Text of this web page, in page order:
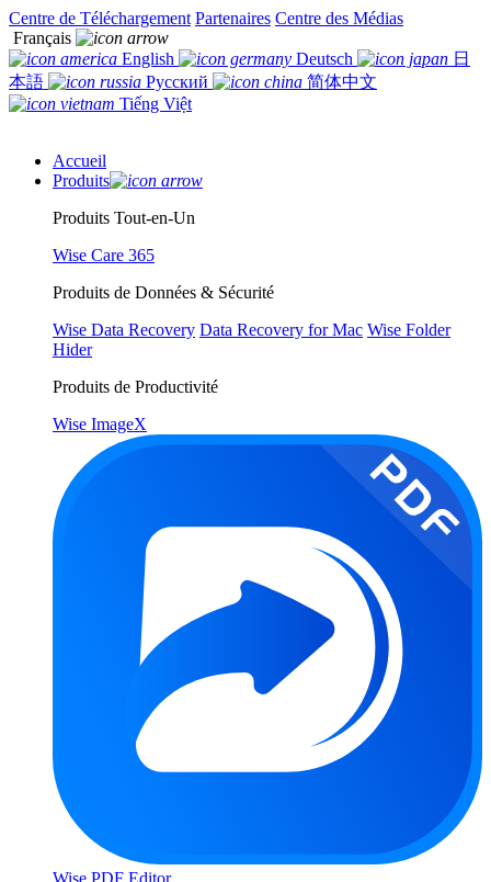
Centre de Téléchargement Partenaires Centre des Médias
Français
English
Deutsch
日
本語
Русский
简体中文
Tiếng Việt
Accueil
Produits
Produits Tout-en-Un
Wise Care 365
Produits de Données & Sécurité
Wise Data Recovery Data Recovery for Mac Wise Folder
Hider
Produits de Productivité
Wise ImageX
Wise PDF Editor